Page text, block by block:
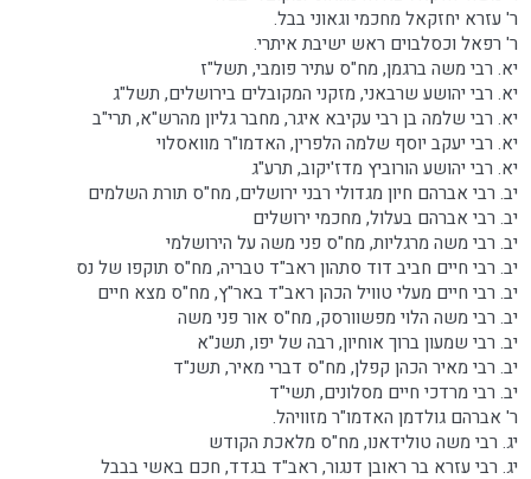
ר' עזרא יחזקאל מחכמי וגאוני בבל.
ר' רפאל וכסלבוים ראש ישיבת איתרי.
יא. רבי משה ברגמן, מח"ס עתיר פומבי, תשל"ז
יא. רבי יהושע שרבאני, מזקני המקובלים בירושלים, תשל"ג
יא. רבי שלמה בן רבי עקיבא איגר, מחבר גליון מהרש"א, תרי"ב
יא. רבי יעקב יוסף שלמה הלפרין, האדמו"ר מוואסלוי
יא. רבי יהושע הורוביץ מדז'יקוב, תרע"ג
יב. רבי אברהם חיון מגדולי רבני ירושלים, מח"ס תורת השלמים
יב. רבי אברהם בעלול, מחכמי ירושלים
יב. רבי משה מרגליות, מח"ס פני משה על הירושלמי
יב. רבי חיים חביב דוד סתהון ראב"ד טבריה, מח"ס תוקפו של נס
יב. רבי חיים מעלי טוויל הכהן ראב"ד באר"ץ, מח"ס מצא חיים
יב. רבי משה הלוי מפשוורסק, מח"ס אור פני משה
יב. רבי שמעון ברוך אוחיון, רבה של יפו, תשנ"א
יב. רבי מאיר הכהן קפלן, מח"ס דברי מאיר, תשנ"ד
יב. רבי מרדכי חיים מסלונים, תשי"ד
ר' אברהם גולדמן האדמו"ר מזוויהל.
יג. רבי משה טולידאנו, מח"ס מלאכת הקודש
יג. רבי עזרא בר ראובן דנגור, ראב"ד בגדד, חכם באשי בבבל